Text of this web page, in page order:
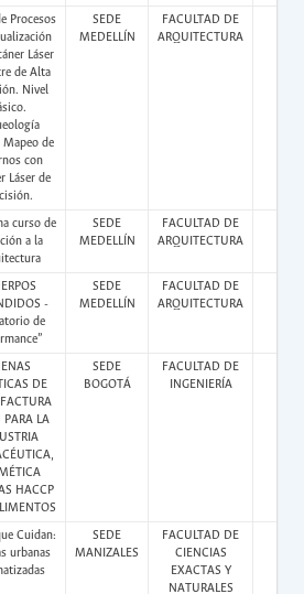
Procesos
Láser
de Alta
Nivel
de
con
Láser de
SEDE
MEDELLÍN
FACULTAD DE
ARQUITECTURA
curso de
a la
SEDE
MEDELLÍN
FACULTAD DE
ARQUITECTURA
-
de
SEDE
MEDELLÍN
FACULTAD DE
ARQUITECTURA
DE
LA
HACCP
SEDE
BOGOTÁ
FACULTAD DE
INGENIERÍA
Cuidan:
urbanas
SEDE
MANIZALES
FACULTAD DE
CIENCIAS
EXACTAS Y
NATURALES